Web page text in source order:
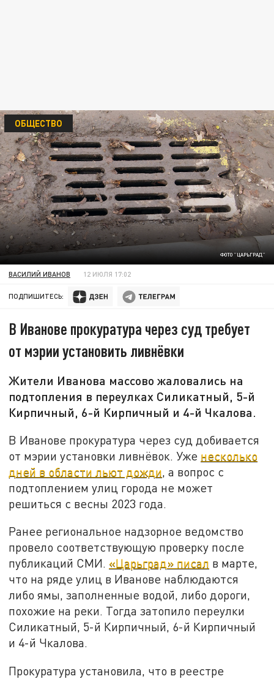
ФОТО "ЦАРЬГРАД"
ОБЩЕСТВО
ВАСИЛИЙ ИВАНОВ 12 ИЮЛЯ 17:02
ПОДПИШИТЕСЬ:
В Иванове прокуратура через суд требует
от мэрии установить ливнёвки
Жители Иванова массово жаловались на
подтопления в переулках Силикатный, 5-й
Кирпичный, 6-й Кирпичный и 4-й Чкалова.
В Иванове прокуратура через суд добивается
от мэрии установки ливнёвок. Уже несколько
дней в области льют дожди, а вопрос с
подтоплением улиц города не может
решиться с весны 2023 года.
Ранее региональное надзорное ведомство
провело соответствующую проверку после
публикаций СМИ. «Царьград» писал в марте,
что на ряде улиц в Иванове наблюдаются
либо ямы, заполненные водой, либо дороги,
похожие на реки. Тогда затопило переулки
Силикатный, 5-й Кирпичный, 6-й Кирпичный
и 4-й Чкалова.
Прокуратура установила, что в реестре